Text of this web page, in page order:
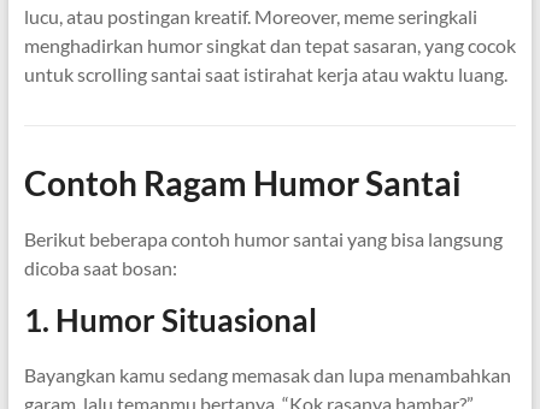
lucu, atau postingan kreatif. Moreover, meme seringkali
menghadirkan humor singkat dan tepat sasaran, yang cocok
untuk scrolling santai saat istirahat kerja atau waktu luang.
Contoh Ragam Humor Santai
Berikut beberapa contoh humor santai yang bisa langsung
dicoba saat bosan:
1. Humor Situasional
Bayangkan kamu sedang memasak dan lupa menambahkan
garam, lalu temanmu bertanya, “Kok rasanya hambar?”